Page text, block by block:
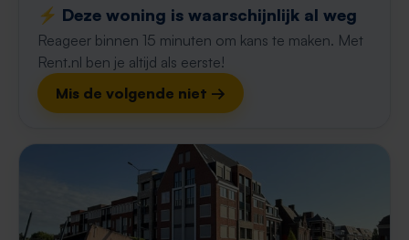
⚡️ Deze woning is waarschijnlijk al weg
Reageer binnen 15 minuten om kans te maken. Met
Rent.nl ben je altijd als eerste!
Mis de volgende niet →